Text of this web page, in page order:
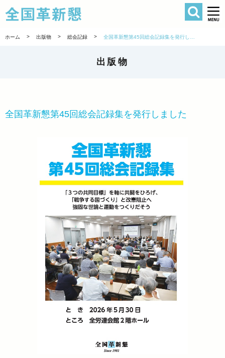
全国革新懇
検索
ホーム > 出版物 > 総会記録 >
出版物
全国革新懇第45回総会記録集を発行しました